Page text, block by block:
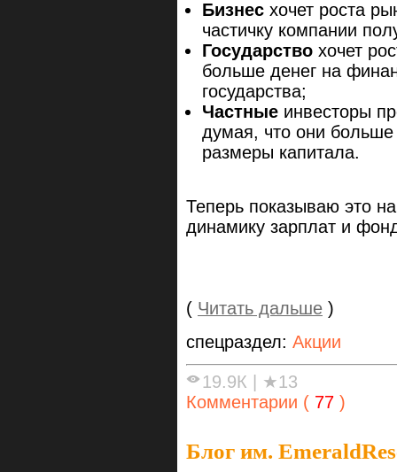
Бизнес хочет роста
частичку компании
Государство хочет
больше денег на
государства;
Частные инвесторы
думая, что они больше
размеры капитала.
Теперь показываю это
динамику зарплат и
( Читать дальше )
спецраздел: Акции
19.9К
★13
Комментарии ( 77 )
Блог им.